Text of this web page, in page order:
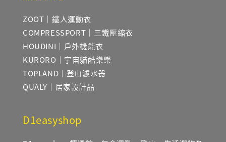
ZOOT｜鐵人運動衣
COMPRESSPORT｜三鐵壓縮衣
HOUDINI｜戶外機能衣
KURORO｜宇宙貓酷樂樂
TOPLAND｜登山濾水器
QUALY｜居家設計品
D1easyshop